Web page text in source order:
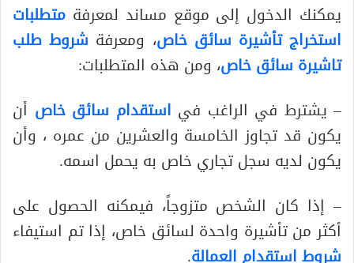
يمكنك الدخول إلى موقع مساند لمعرفة متطلبات
استخراج تأشيرة سائق خاص، ومعرفة شروط طلب
تاشيرة سائق خاص، ومن هذه المتطلبات:
– يشترط في الراغب في استقدام سائق خاص أن
يكون قد تجاوز الخامسة والعشرين من عمره ، وأن
يكون لديه سجل تجاري خاص به يحمل اسمه.
– إذا كان الشخص متزوجاً، فيمكنه الحصول على
أكثر من تأشيرة واحدة لسائق خاص، إذا تم استيفاء
شروط استقدام العمالة.